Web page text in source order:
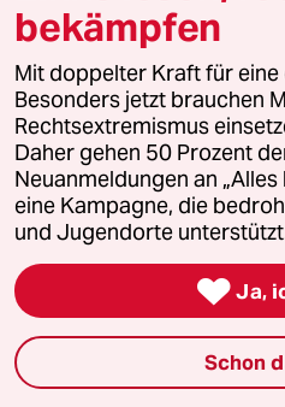
Mehr taz Angebote
Reisen
Kantine
Shop
bekämpfen
Mit doppelter Kraft für
Besonders jetzt brauchen
Rechtsextremismus
Daher gehen 50 Prozent
Neuanmeldungen an
eine Kampagne, die
und Jugendorte
 Ja,
Schon